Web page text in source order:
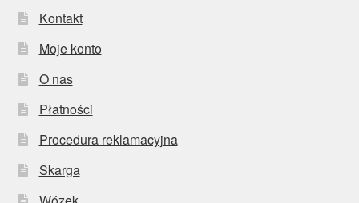
Kontakt
Moje konto
O nas
Płatności
Procedura reklamacyjna
Skarga